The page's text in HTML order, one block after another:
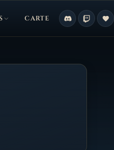
CARTE